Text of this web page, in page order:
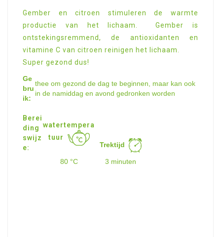
Gember en citroen stimuleren de warmte
productie van het lichaam. Gember is
ontstekingsremmend, de antioxidanten en
vitamine C van citroen reinigen het lichaam.
Super gezond dus!
Ge
bru
ik:
thee om gezond de dag te beginnen, maar kan ook
in de namiddag en avond gedronken worden
Berei
ding
swijz
e:
watertempera
tuur
Trektijd
80 °C 3 minuten